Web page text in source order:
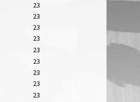
23
23
23
23
23
23
23
23
23